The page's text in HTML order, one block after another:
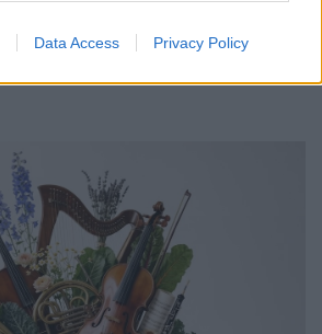
Data Access Privacy Policy